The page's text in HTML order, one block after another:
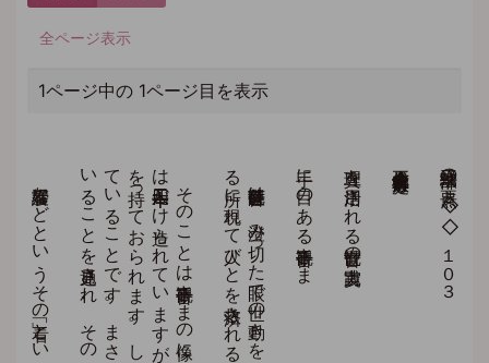
全ページ表示
1ページ中の 1ページ目を表示
法華三部経の要点 ◇◇１０３
真理を活用される観世音の実践力
手に目のある千手観音さま
。